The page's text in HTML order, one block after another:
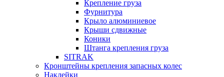
Крепление груза
Фурнитура
Крыло алюминиевое
Крыши сдвижные
Коники
Штанга крепления груза
SITRAK
Кронштейны крепления запасных колес
Наклейки